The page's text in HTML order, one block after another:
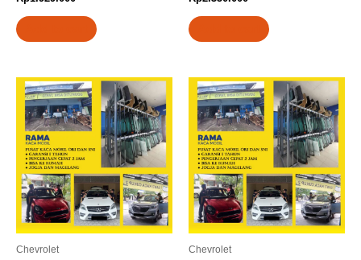
0
out
of
5
0
out
of
5
Chevrolet Chevrolet